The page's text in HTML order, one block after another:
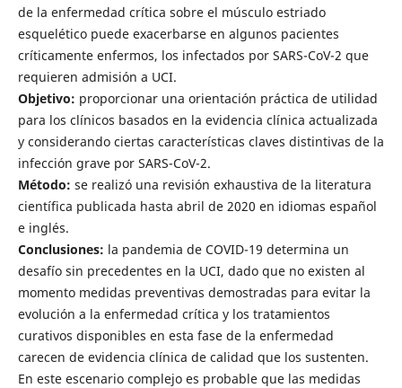
de la enfermedad crítica sobre el músculo estriado
esquelético puede exacerbarse en algunos pacientes
críticamente enfermos, los infectados por SARS-CoV-2 que
requieren admisión a UCI.
Objetivo: proporcionar una orientación práctica de utilidad
para los clínicos basados en la evidencia clínica actualizada
y considerando ciertas características claves distintivas de la
infección grave por SARS-CoV-2.
Método: se realizó una revisión exhaustiva de la literatura
científica publicada hasta abril de 2020 en idiomas español
e inglés.
Conclusiones: la pandemia de COVID-19 determina un
desafío sin precedentes en la UCI, dado que no existen al
momento medidas preventivas demostradas para evitar la
evolución a la enfermedad crítica y los tratamientos
curativos disponibles en esta fase de la enfermedad
carecen de evidencia clínica de calidad que los sustenten.
En este escenario complejo es probable que las medidas